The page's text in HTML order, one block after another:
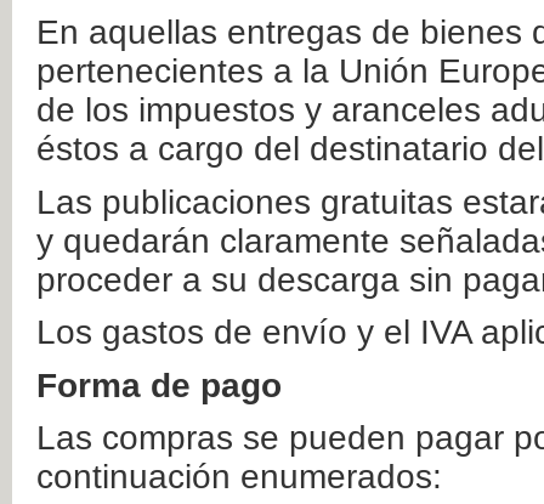
En aquellas entregas de bienes
pertenecientes a la Unión
de los impuestos y aranceles
éstos a cargo del destinatario
Las publicaciones gratuitas
y quedarán claramente
proceder a su descarga sin
Los gastos de envío y el IVA
Forma de pago
Las compras se pueden pagar
continuación enumerados: